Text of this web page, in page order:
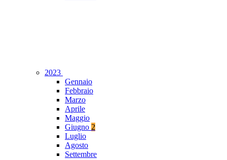
2023
Gennaio
Febbraio
Marzo
Aprile
Maggio
Giugno 2
Luglio
Agosto
Settembre